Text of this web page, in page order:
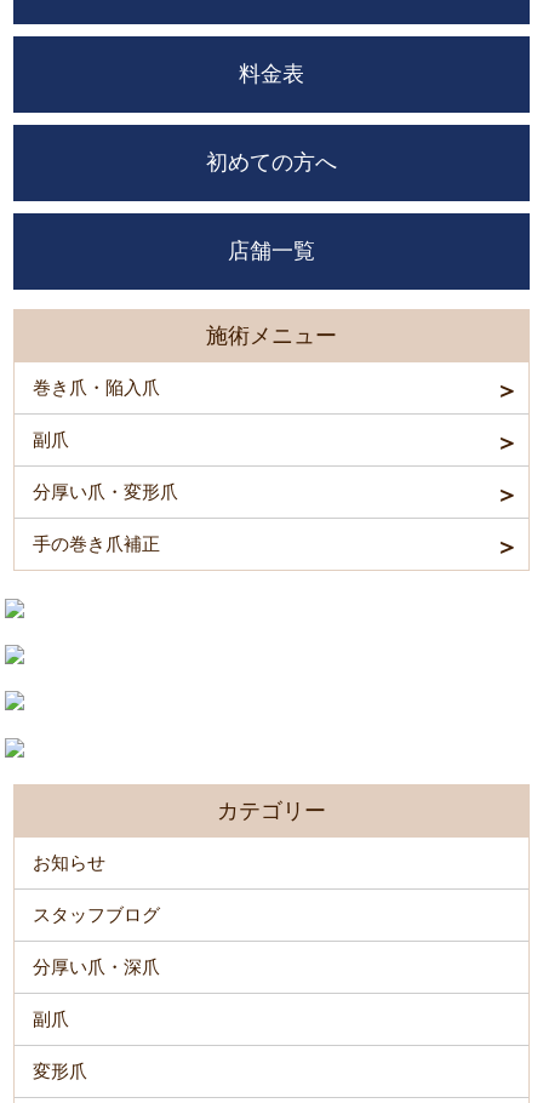
料金表
初めての方へ
店舗一覧
施術メニュー
巻き爪・陥入爪
副爪
分厚い爪・変形爪
手の巻き爪補正
カテゴリー
お知らせ
スタッフブログ
分厚い爪・深爪
副爪
変形爪